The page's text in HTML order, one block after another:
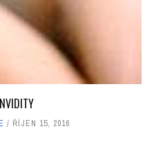
ŘÍJEN 15, 2016